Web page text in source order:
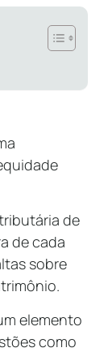
de
de cada
sobre
elemento
como